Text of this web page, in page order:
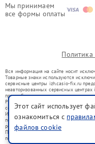
Мы принимаем
все формы оплаты
Вся информация на сайте носит
Товарные знаки используются
сервисные центры izh.casio-fix.ru
неавторизованных сервисных
правообладателями товарных знаков
Ремонт осуществляется для
со статьей 1487 ГК РФ.
Использование товарных знаков не
потребителей в заблуждение, а
ремонту техники указанных брендов.
Представленная на сайте информация
положениями Статьи 437(2)
Этот сайт использует
ознакомиться с
файлов cookie